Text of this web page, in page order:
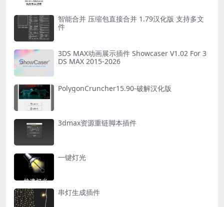
智能合并 压缩包直接合并 1.79汉化版 支持多文
件
3DS MAX动画展示插件 Showcaser V1.02 For 3
DS MAX 2015-2026
PolygonCruncher15.90-破解汉化版
3dmax资源重链脚本插件
一键灯光
串灯生成插件